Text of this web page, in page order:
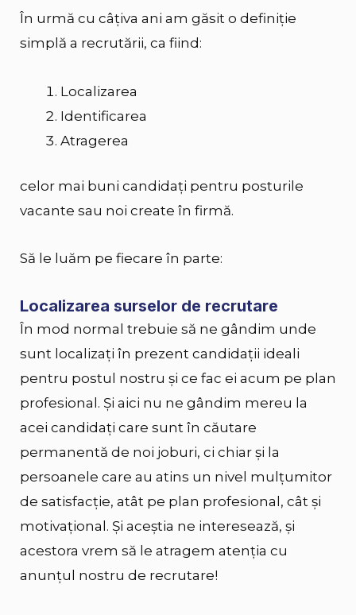
În urmă cu câțiva ani am găsit o definiție
simplă a recrutării, ca fiind:
Localizarea
Identificarea
Atragerea
celor mai buni candidați pentru posturile
vacante sau noi create în firmă.
Să le luăm pe fiecare în parte:
Localizarea surselor de recrutare
În mod normal trebuie să ne gândim unde
sunt localizați în prezent candidații ideali
pentru postul nostru și ce fac ei acum pe plan
profesional. Și aici nu ne gândim mereu la
acei candidați care sunt în căutare
permanentă de noi joburi, ci chiar și la
persoanele care au atins un nivel mulțumitor
de satisfacție, atât pe plan profesional, cât și
motivațional. Și aceștia ne interesează, și
acestora vrem să le atragem atenția cu
anunțul nostru de recrutare!